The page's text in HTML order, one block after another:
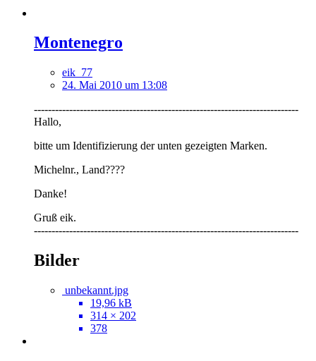
Montenegro
eik_77
24. Mai 2010 um 13:08
---------------------------------------------------------------------------
Hallo,
bitte um Identifizierung der unten gezeigten Marken.
Michelnr., Land????
Danke!
Gruß eik.
---------------------------------------------------------------------------
Bilder
unbekannt.jpg
19,96 kB
314 × 202
378